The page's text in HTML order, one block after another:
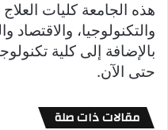
هذه الجامعة كليات
والتكنولوجيا، والاقتصاد
بالإضافة إلى كلية
حتى الآن.
مقالات ذات صلة